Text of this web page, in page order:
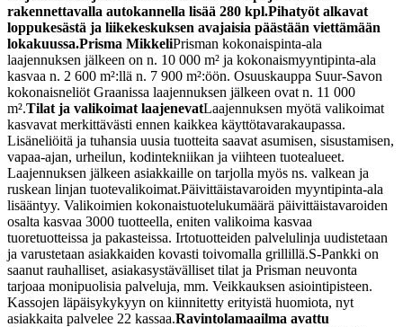
rakennettavalla autokannella lisää 280 kpl.Pihatyöt alkavat
loppukesästä ja liikekeskuksen avajaisia päästään viettämään
lokakuussa.Prisma MikkeliPrisman kokonaispinta-ala
laajennuksen jälkeen on n. 10 000 m² ja kokonaismyyntipinta-ala
kasvaa n. 2 600 m²:llä n. 7 900 m²:öön. Osuuskauppa Suur-Savon
kokonaisneliöt Graanissa laajennuksen jälkeen ovat n. 11 000
m².Tilat ja valikoimat laajenevatLaajennuksen myötä valikoimat
kasvavat merkittävästi ennen kaikkea käyttötavarakaupassa.
Lisäneliöitä ja tuhansia uusia tuotteita saavat asumisen, sisustamisen,
vapaa-ajan, urheilun, kodintekniikan ja viihteen tuotealueet.
Laajennuksen jälkeen asiakkaille on tarjolla myös ns. valkean ja
ruskean linjan tuotevalikoimat.Päivittäistavaroiden myyntipinta-ala
lisääntyy. Valikoimien kokonaistuotelukumäärä päivittäistavaroiden
osalta kasvaa 3000 tuotteella, eniten valikoima kasvaa
tuoretuotteissa ja pakasteissa. Irtotuotteiden palvelulinja uudistetaan
ja varustetaan asiakkaiden kovasti toivomalla grillillä.S-Pankki on
saanut rauhalliset, asiakasystävälliset tilat ja Prisman neuvonta
tarjoaa monipuolisia palveluja, mm. Veikkauksen asiointipisteen.
Kassojen läpäisykykyyn on kiinnitetty erityistä huomiota, nyt
asiakkaita palvelee 22 kassaa.Ravintolamaailma avattu